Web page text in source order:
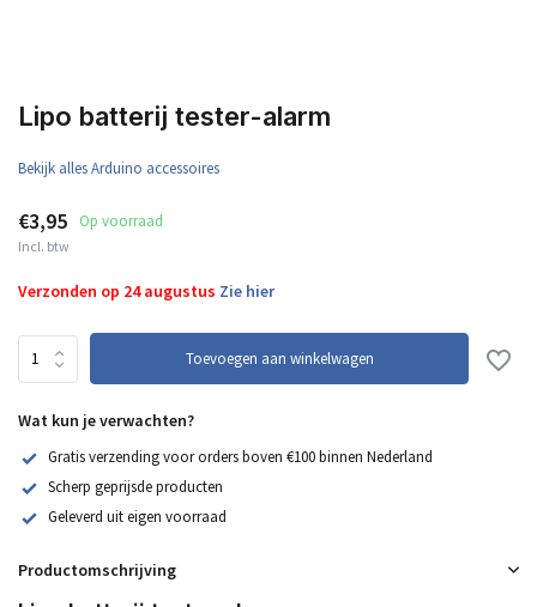
Lipo batterij tester-alarm
Bekijk alles Arduino accessoires
€3,95 Op voorraad
Incl. btw
Verzonden op 24 augustus Zie hier
Toevoegen aan winkelwagen
Wat kun je verwachten?
Gratis verzending voor orders boven €100 binnen Nederland
Scherp geprijsde producten
Geleverd uit eigen voorraad
Productomschrijving